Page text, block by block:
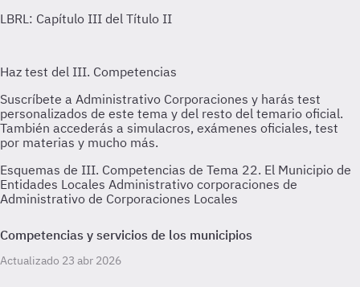
Esquemas de III. Competencias de Tema 22. El Municipio de
Entidades Locales Administrativo corporaciones de
Administrativo de Corporaciones Locales
Competencias y servicios de los municipios
Actualizado 23 abr 2026